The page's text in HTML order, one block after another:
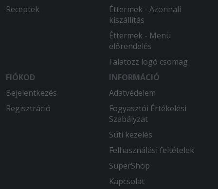
Receptek
Éttermek - Azonnali
kiszállítás
Éttermek - Menü
előrendelés
Falatozz logó csomag
FIÓKOD
Bejelentkezés
Regisztráció
INFORMÁCIÓ
Adatvédelem
Fogyasztói Értékelési
Szabályzat
Süti kezelés
Felhasználási feltételek
SuperShop
Kapcsolat